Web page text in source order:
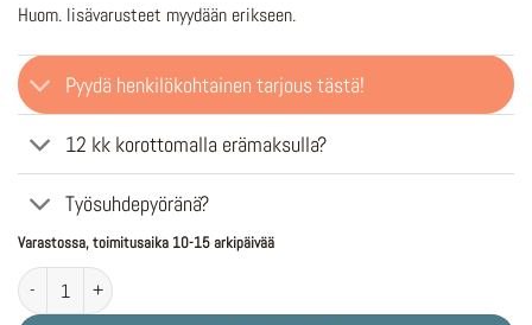
Huom. lisävarusteet myydään erikseen.
Pyydä henkilökohtainen tarjous tästä!
12 kk korottomalla erämaksulla?
Työsuhdepyöränä?
Varastossa, toimitusaika 10-15 arkipäivää
O2FEEL Equo 5 Adventure määrä